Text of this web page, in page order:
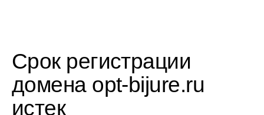
Срок регистрации
домена opt-bijure.ru
истек